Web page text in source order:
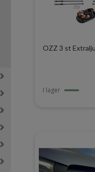
OZZ 3 st
I lager